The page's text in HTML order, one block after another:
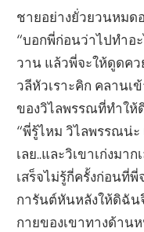
ชายอย่างยั่วยวนหมด
“บอกพี่ก่อนว่าไปทำอ
วาน แล้วพี่จะให้ดูดคว
วลีหัวเราะคิก คลานเ
ของวิไลพรรณที่ทำให้
“พี่รู้ไหม วิไลพรรณน่
เลย..และวิเขาเก่งมา
เสร็จไม่รู้กี่ครั้งก่อนที่พี่
การันต์หันหลังให้ดิฉัน
กายของเขาทางด้าน